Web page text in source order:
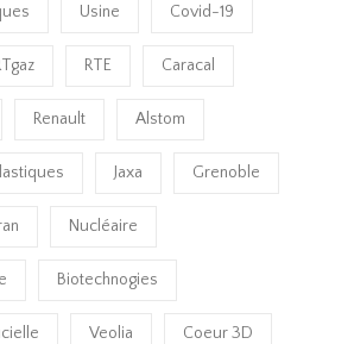
Usine Covid-19
RTE Caracal
Renault Alstom
Jaxa Grenoble
Nucléaire
Biotechnogies
Veolia Coeur 3D